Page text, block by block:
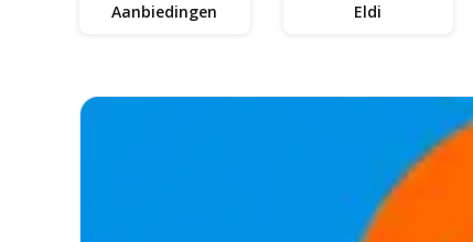
Aanbiedingen Eldi